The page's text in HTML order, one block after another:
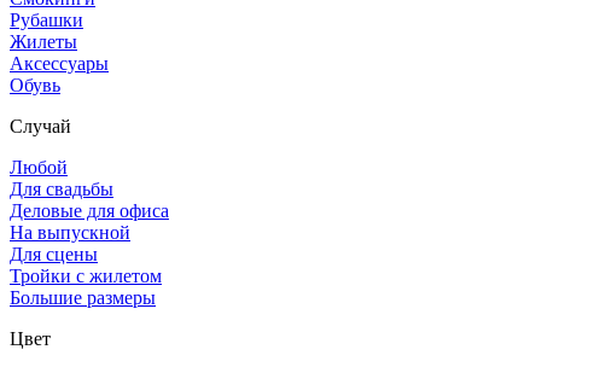
Рубашки
Жилеты
Аксессуары
Обувь
Случай
Любой
Для свадьбы
Деловые для офиса
На выпускной
Для сцены
Тройки с жилетом
Большие размеры
Цвет